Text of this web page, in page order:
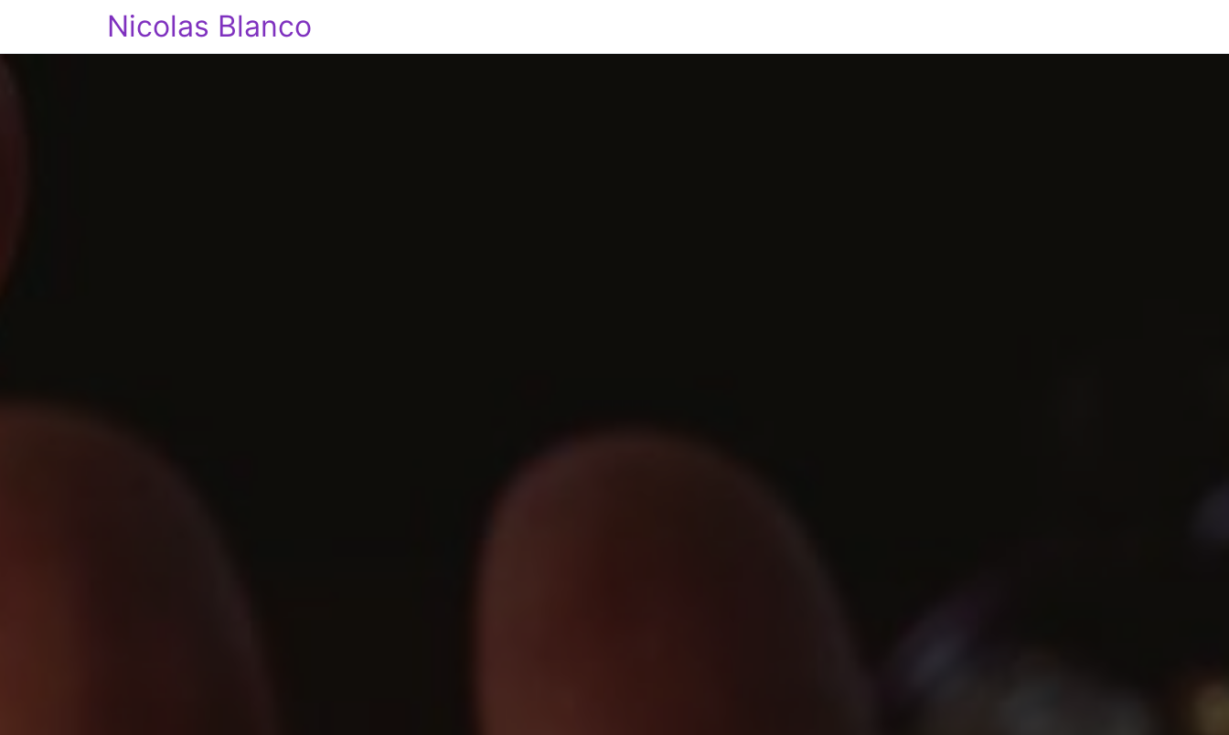
Nicolas Blanco